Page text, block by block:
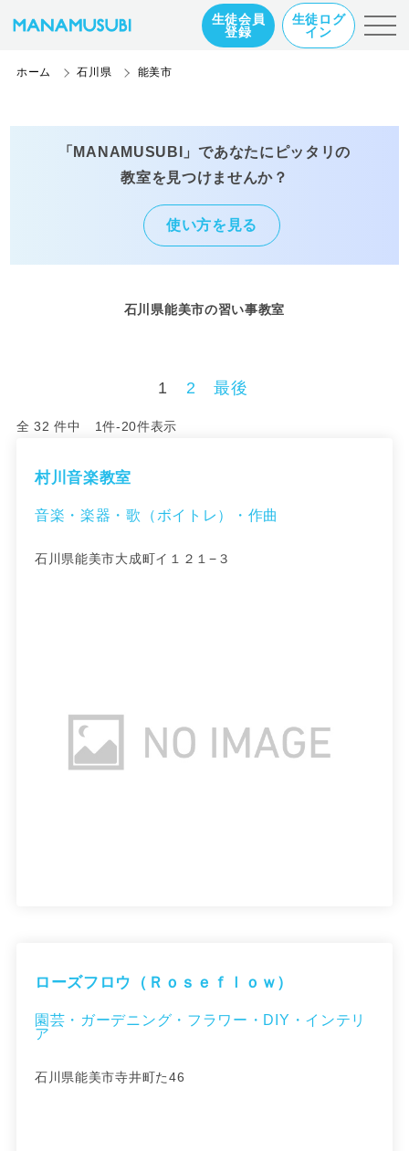
生徒会員
登録
生徒ログ
イン
ホーム 石川県 能美市
「MANAMUSUBI」であなたにピッタリの
教室を見つけませんか？
使い方を見る
石川県能美市の習い事教室
1 2 最後
全 32 件中 1件-20件表示
村川音楽教室
音楽・楽器・歌（ボイトレ）・作曲
石川県能美市大成町イ１２１−３
ローズフロウ（Ｒｏｓｅｆｌｏｗ）
園芸・ガーデニング・フラワー・DIY・インテリ
ア
石川県能美市寺井町た46